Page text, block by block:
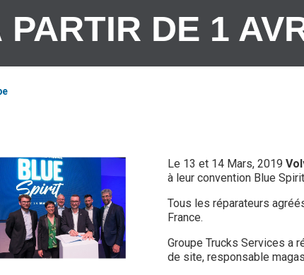
PARTIR DE 1
Le 13 et 14 Mars, 2019
à leur convention Blue
Tous les réparateurs
France.
Groupe Trucks Services a
de site, responsable